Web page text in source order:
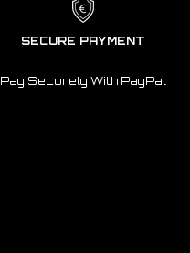
SECURE PAYMENT
Pay Securely With PayPal